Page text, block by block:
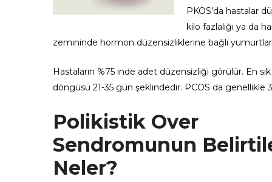
PKOS’da hastalar
kilo fazlalığı ya da
zemininde hormon düzensizliklerine bağlı
Hastaların %75 inde adet düzensizliği görülür. En
döngüsü 21-35 gün şeklindedir. PCOS da genellikle
Polikistik Over
Sendromunun
Neler?